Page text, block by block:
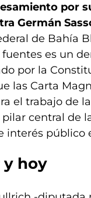
por
Germán
de Bahía
fuentes es un
por la
las Carta
el trabajo de
central de
interés público
y hoy